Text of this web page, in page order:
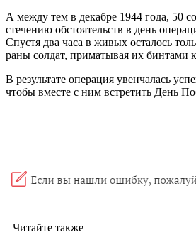
А между тем в декабре 1944 года, 50
стечению обстоятельств в день
Спустя два часа в живых осталось
раны солдат, приматывая их бинтами
В результате операция увенчалась
чтобы вместе с ним встретить День
Читайте также